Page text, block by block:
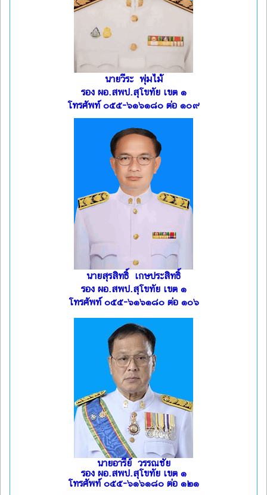
นายวีระ พุ่มไม้
รอง ผอ.สพป.สุโขทัย เขต ๑
โทรศัพท์ ๐๕๕-๖๑๖๑๘๐ ต่อ ๑๐๙
นายสุรสิทธิ์ เกษประสิทธิ์
รอง ผอ.สพป.สุโขทัย เขต ๑
โทรศัพท์ ๐๕๕-๖๑๖๑๘๐ ต่อ ๑๐๖
นายอารีย์ วรรณชัย
รอง ผอ.สพป.สุโขทัย เขต ๑
โทรศัพท์ ๐๕๕-๖๑๖๑๘๐ ต่อ ๑๒๑